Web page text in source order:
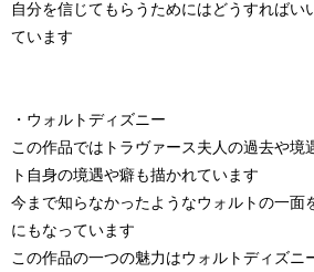
自分を信じてもらうためにはどうすればい
ています
・ウォルトディズニー
この作品ではトラヴァース夫人の過去や境
ト自身の境遇や癖も描かれています
今まで知らなかったようなウォルトの一面
にもなっています
この作品の一つの魅力はウォルトディズニ